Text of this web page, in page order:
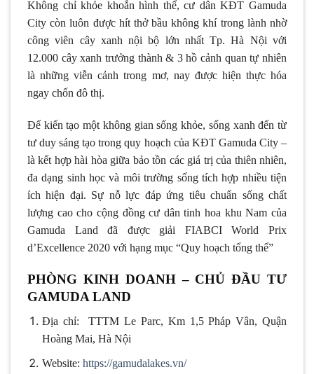
Không chỉ khỏe khoắn hình thể, cư dân KĐT Gamuda
City còn luôn được hít thở bầu không khí trong lành nhờ
công viên cây xanh nội bộ lớn nhất Tp. Hà Nội với
12.000 cây xanh trưởng thành & 3 hồ cảnh quan tự nhiên
là những viễn cảnh trong mơ, nay được hiện thực hóa
ngay chốn đô thị.
Để kiến tạo một không gian sống khỏe, sống xanh đến từ
tư duy sáng tạo trong quy hoạch của KĐT Gamuda City –
là kết hợp hài hòa giữa bảo tồn các giá trị của thiên nhiên,
đa dạng sinh học và môi trường sống tích hợp nhiều tiện
ích hiện đại. Sự nỗ lực đáp ứng tiêu chuẩn sống chất
lượng cao cho cộng đồng cư dân tinh hoa khu Nam của
Gamuda Land đã được giải FIABCI World Prix
d’Excellence 2020 với hạng mục “Quy hoạch tổng thể”
PHÒNG KINH DOANH – CHỦ ĐẦU TƯ
GAMUDA LAND
Địa chỉ: TTTM Le Parc, Km 1,5 Pháp Vân, Quận
Hoàng Mai, Hà Nội
Website: https://gamudalakes.vn/